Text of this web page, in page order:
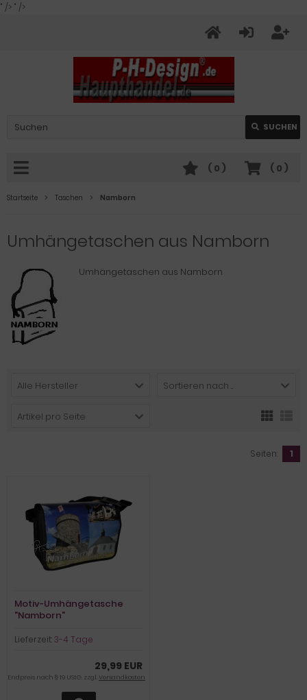
" /> " />
SUCHEN
( 0 )
( 0 )
Startseite Taschen Namborn
Umhängetaschen aus Namborn
Umhängetaschen aus Namborn
Alle Hersteller Sortieren nach ...
Artikel pro Seite
Seiten: 1
Motiv-Umhängetasche
"Namborn"
Lieferzeit:3-4 Tage
29,99 EUR
Endpreis nach § 19 UStG. zzgl.Versandkosten